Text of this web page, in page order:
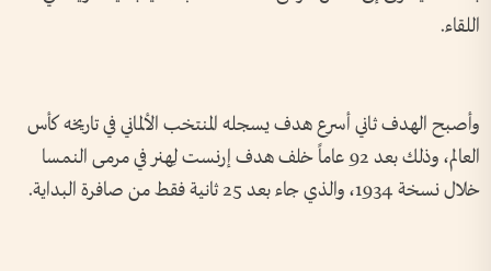
اللقاء.
وأصبح الهدف ثاني أسرع هدف يسجله المنتخب الألماني في تاريخه كأس
العالم، وذلك بعد 92 عاماً خلف هدف إرنست لِهنر في مرمى النمسا
خلال نسخة 1934، والذي جاء بعد 25 ثانية فقط من صافرة البداية.